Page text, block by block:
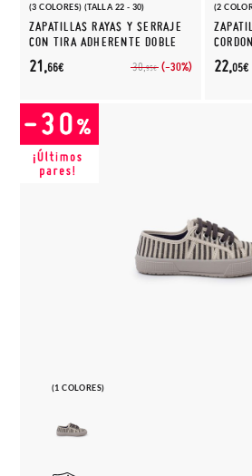
(3 COLORES) (TALLA 22 - 30)
ZAPATILLAS RAYAS Y SERRAJE
CON TIRA ADHERENTE DOBLE
30,95€ (-30%)
21,66€
(2
22,05€
(1 COLORES)